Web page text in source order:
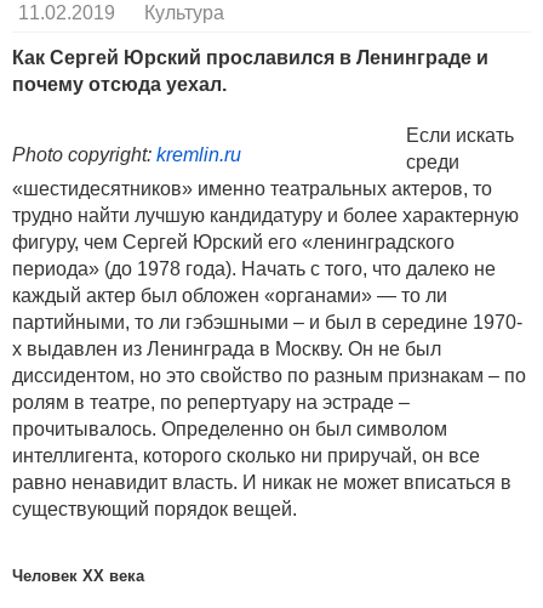
11.02.2019 Культура
Как Сергей Юрский прославился в Ленинграде и
почему отсюда уехал.
Photo copyright: kremlin.ru
Если искать
среди
«шестидесятников» именно театральных актеров, то
трудно найти лучшую кандидатуру и более характерную
фигуру, чем Сергей Юрский его «ленинградского
периода» (до 1978 года). Начать с того, что далеко не
каждый актер был обложен «органами» — то ли
партийными, то ли гэбэшными – и был в середине 1970-
х выдавлен из Ленинграда в Москву. Он не был
диссидентом, но это свойство по разным признакам – по
ролям в театре, по репертуару на эстраде –
прочитывалось. Определенно он был символом
интеллигента, которого сколько ни приручай, он все
равно ненавидит власть. И никак не может вписаться в
существующий порядок вещей.
Человек ХХ века